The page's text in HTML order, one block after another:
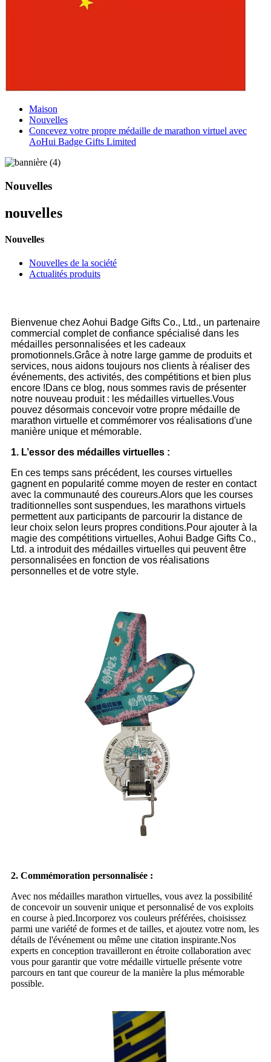
Maison
Nouvelles
Concevez votre propre médaille de marathon virtuel avec
AoHui Badge Gifts Limited
Nouvelles
nouvelles
Nouvelles
Nouvelles de la société
Actualités produits
Bienvenue chez Aohui Badge Gifts Co., Ltd., un partenaire
commercial complet de confiance spécialisé dans les
médailles personnalisées et les cadeaux
promotionnels.Grâce à notre large gamme de produits et
services, nous aidons toujours nos clients à réaliser des
événements, des activités, des compétitions et bien plus
encore !Dans ce blog, nous sommes ravis de présenter
notre nouveau produit : les médailles virtuelles.Vous
pouvez désormais concevoir votre propre médaille de
marathon virtuelle et commémorer vos réalisations d'une
manière unique et mémorable.
1. L’essor des médailles virtuelles :
En ces temps sans précédent, les courses virtuelles
gagnent en popularité comme moyen de rester en contact
avec la communauté des coureurs.Alors que les courses
traditionnelles sont suspendues, les marathons virtuels
permettent aux participants de parcourir la distance de
leur choix selon leurs propres conditions.Pour ajouter à la
magie des compétitions virtuelles, Aohui Badge Gifts Co.,
Ltd. a introduit des médailles virtuelles qui peuvent être
personnalisées en fonction de vos réalisations
personnelles et de votre style.
2. Commémoration personnalisée :
Avec nos médailles marathon virtuelles, vous avez la possibilité
de concevoir un souvenir unique et personnalisé de vos exploits
en course à pied.Incorporez vos couleurs préférées, choisissez
parmi une variété de formes et de tailles, et ajoutez votre nom, les
détails de l'événement ou même une citation inspirante.Nos
experts en conception travailleront en étroite collaboration avec
vous pour garantir que votre médaille virtuelle présente votre
parcours en tant que coureur de la manière la plus mémorable
possible.